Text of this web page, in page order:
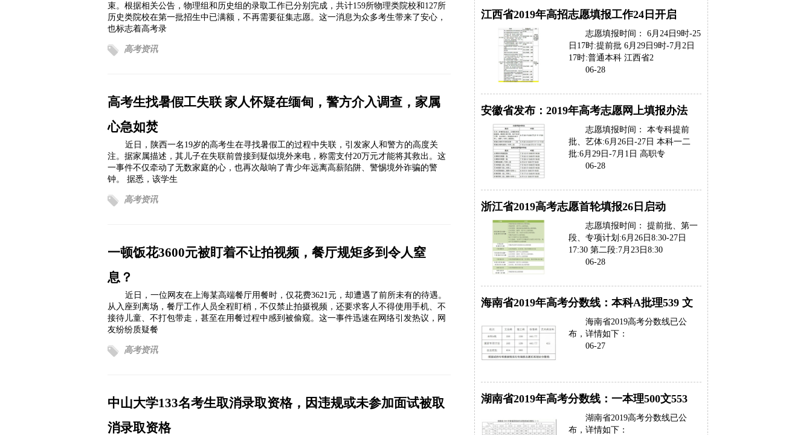
束。根据相关公告，物理组和历史组的录取工作已分别完成，共计159所物理类院校和127所
历史类院校在第一批招生中已满额，不再需要征集志愿。这一消息为众多考生带来了安心，
也标志着高考录
高考资讯
高考生找暑假工失联 家人怀疑在缅甸，警方介入调查，家属
心急如焚
近日，陕西一名19岁的高考生在寻找暑假工的过程中失联，引发家人和警方的高度关
注。据家属描述，其儿子在失联前曾接到疑似境外来电，称需支付20万元才能将其救出。这
一事件不仅牵动了无数家庭的心，也再次敲响了青少年远离高薪陷阱、警惕境外诈骗的警
钟。 据悉，该学生
高考资讯
一顿饭花3600元被盯着不让拍视频，餐厅规矩多到令人窒
息？
近日，一位网友在上海某高端餐厅用餐时，仅花费3621元，却遭遇了前所未有的待遇。
从入座到离场，餐厅工作人员全程盯梢，不仅禁止拍摄视频，还要求客人不得使用手机、不
接待儿童、不打包带走，甚至在用餐过程中感到被偷窥。这一事件迅速在网络引发热议，网
友纷纷质疑餐
高考资讯
中山大学133名考生取消录取资格，因违规或未参加面试被取
消录取资格
江西省2019年高招志愿填报工作24日开启
志愿填报时间： 6月24日9时-25
日17时:提前批 6月29日9时-7月2日
17时:普通本科 江西省2
06-28
安徽省发布：2019年高考志愿网上填报办法
志愿填报时间： 本专科提前
批、艺体:6月26日-27日 本科一二
批:6月29日-7月1日 高职专
06-28
浙江省2019高考志愿首轮填报26日启动
志愿填报时间： 提前批、第一
段、专项计划:6月26日8:30-27日
17:30 第二段:7月23日8:30
06-28
海南省2019年高考分数线：本科A批理539 文
海南省2019高考分数线已公
布，详情如下：
06-27
湖南省2019年高考分数线：一本理500文553
湖南省2019高考分数线已公
布，详情如下：